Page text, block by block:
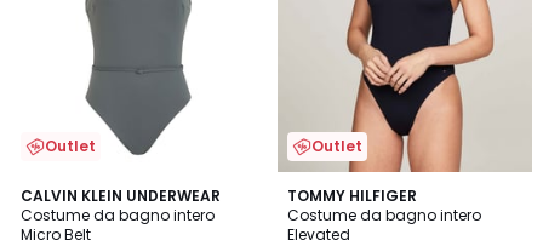
Outlet
CALVIN KLEIN UNDERWEAR
Costume da bagno intero
Micro Belt
Outlet
TOMMY HILFIGER
Costume da bagno intero
Elevated